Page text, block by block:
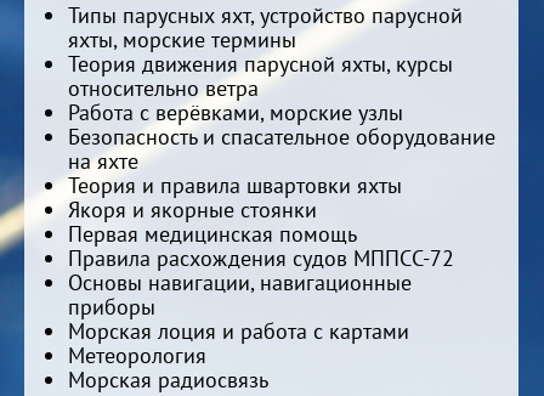
Типы парусных яхт, устройство парусной
яхты, морские термины
Теория движения парусной яхты, курсы
относительно ветра
Работа с верёвками, морские узлы
Безопасность и спасательное оборудование
на яхте
Теория и правила швартовки яхты
Якоря и якорные стоянки
Первая медицинская помощь
Правила расхождения судов МППСС-72
Основы навигации, навигационные
приборы
Морская лоция и работа с картами
Метеорология
Морская радиосвязь